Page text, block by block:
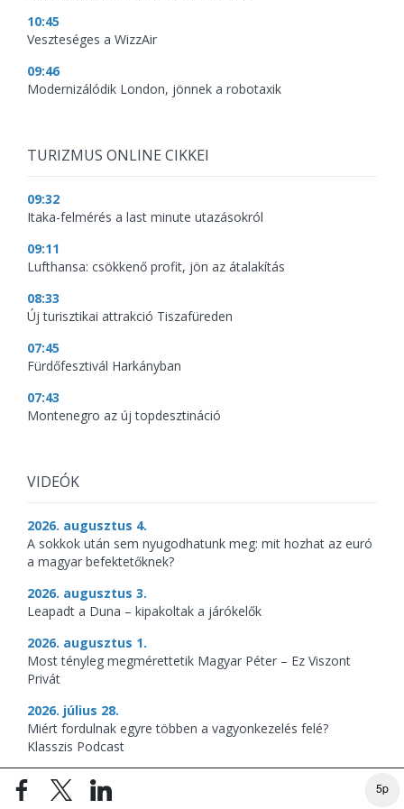
5p
10:45
Veszteséges a WizzAir
09:46
Modernizálódik London, jönnek a robotaxik
TURIZMUS ONLINE CIKKEI
09:32
Itaka-felmérés a last minute utazásokról
09:11
Lufthansa: csökkenő profit, jön az átalakítás
08:33
Új turisztikai attrakció Tiszafüreden
07:45
Fürdőfesztivál Harkányban
07:43
Montenegro az új topdesztináció
VIDEÓK
2026. augusztus 4.
A sokkok után sem nyugodhatunk meg: mit hozhat az euró
a magyar befektetőknek?
2026. augusztus 3.
Leapadt a Duna – kipakoltak a járókelők
2026. augusztus 1.
Most tényleg megmérettetik Magyar Péter – Ez Viszont
Privát
2026. július 28.
Miért fordulnak egyre többen a vagyonkezelés felé?
Klasszis Podcast
2026. július 27.
Budapest belvárosa katasztrófa – kipakoltak a járókelők